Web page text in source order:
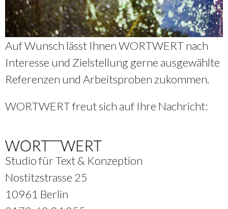
Auf Wunsch lässt Ihnen WORTWERT nach
Interesse und Zielstellung gerne ausgewählte
Referenzen und Arbeitsproben zukommen.
WORTWERT freut sich auf Ihre Nachricht:
Studio für Text & Konzeption
Nostitzstrasse 25
10961 Berlin